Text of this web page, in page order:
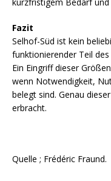
kurzfristigem Bedarf
Fazit
Selhof-Süd ist kein
funktionierender Teil
Ein Eingriff dieser
wenn Notwendigkeit,
belegt sind. Genau
erbracht.
Quelle ; Frédéric Fraund.